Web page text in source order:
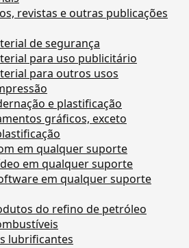
revistas e outras publicações
de segurança
para uso publicitário
para outros usos
e plastificação
gráficos, exceto
em qualquer suporte
em qualquer suporte
em qualquer suporte
do refino de petróleo
lubrificantes